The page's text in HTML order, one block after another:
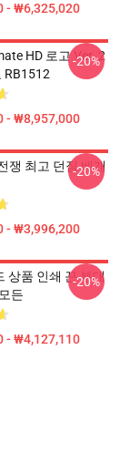
- ₩6,325,020
HD 로고 Ver. 2
RB1512
- ₩8,957,000
-20%
쟁 최고 던짐 베개
- ₩3,996,200
-20%
상품 인쇄 끈 부대
든
- ₩4,127,110
-20%